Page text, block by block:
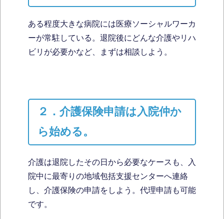
ある程度大きな病院には医療ソーシャルワーカ
ーが常駐している。退院後にどんな介護やリハ
ビリが必要かなど、まずは相談しよう。
２．介護保険申請は入院仲か
ら始める。
介護は退院したその日から必要なケースも、入
院中に最寄りの地域包括支援センターへ連絡
し、介護保険の申請をしよう。代理申請も可能
です。